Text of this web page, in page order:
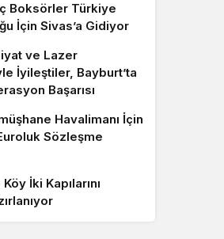
Boksörler Türkiye
İçin Sivas’a Gidiyor
ve Lazer
İyileştiler, Bayburt’ta
Başarısı
Havalimanı İçin
Sözleşme
İki Kapılarını